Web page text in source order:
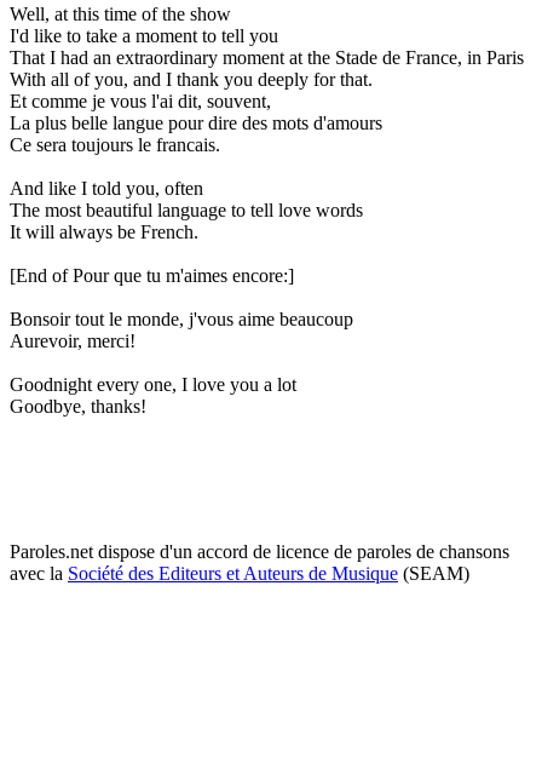
Well, at this time of the show
I'd like to take a moment to tell you
That I had an extraordinary moment at the Stade de France, in Paris
With all of you, and I thank you deeply for that.
Et comme je vous l'ai dit, souvent,
La plus belle langue pour dire des mots d'amours
Ce sera toujours le francais.
And like I told you, often
The most beautiful language to tell love words
It will always be French.
[End of Pour que tu m'aimes encore:]
Bonsoir tout le monde, j'vous aime beaucoup
Aurevoir, merci!
Goodnight every one, I love you a lot
Goodbye, thanks!
Paroles.net dispose d'un accord de licence de paroles de chansons
avec la Société des Editeurs et Auteurs de Musique (SEAM)